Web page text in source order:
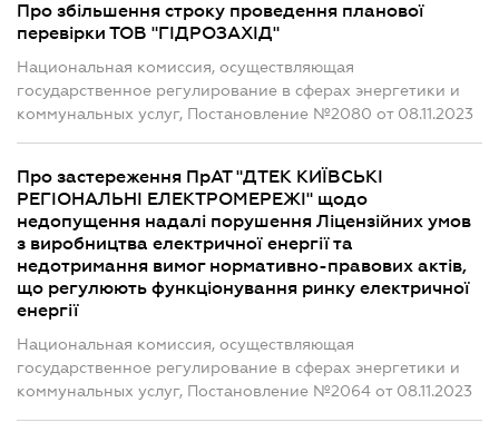
Про збільшення строку проведення планової
перевірки ТОВ "ГІДРОЗАХІД"
Национальная комиссия, осуществляющая
государственное регулирование в сферах энергетики и
коммунальных услуг, Постановление №2080 от 08.11.2023
Про застереження ПрАТ "ДТЕК КИЇВСЬКІ
РЕГІОНАЛЬНІ ЕЛЕКТРОМЕРЕЖІ" щодо
недопущення надалі порушення Ліцензійних умов
з виробництва електричної енергії та
недотримання вимог нормативно-правових актів,
що регулюють функціонування ринку електричної
енергії
Национальная комиссия, осуществляющая
государственное регулирование в сферах энергетики и
коммунальных услуг, Постановление №2064 от 08.11.2023